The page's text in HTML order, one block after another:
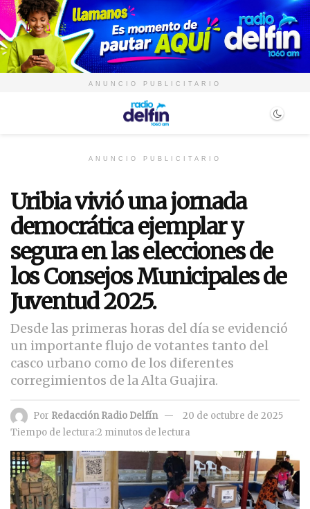
ANUNCIO PUBLICITARIO
ANUNCIO PUBLICITARIO
Uribia vivió una jornada
democrática ejemplar y
segura en las elecciones de
los Consejos Municipales de
Juventud 2025.
Desde las primeras horas del día se evidenció
un importante flujo de votantes tanto del
casco urbano como de los diferentes
corregimientos de la Alta Guajira.
Por Redacción Radio Delfín
20 de octubre de 2025
Tiempo de lectura:2 minutos de lectura